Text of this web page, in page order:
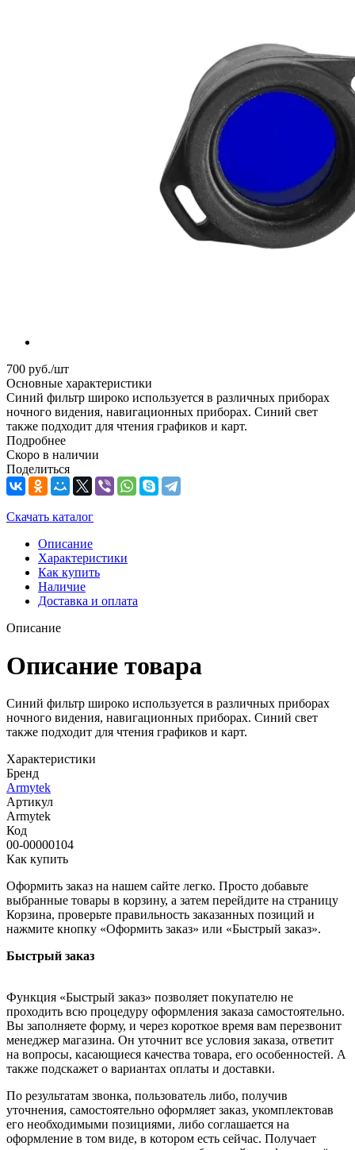
700 руб./шт
Основные характеристики
Синий фильтр широко используется в различных приборах
ночного видения, навигационных приборах. Синий свет
также подходит для чтения графиков и карт.
Подробнее
Скоро в наличии
Поделиться
Скачать каталог
Описание
Характеристики
Как купить
Наличие
Доставка и оплата
Описание
Описание товара
Синий фильтр широко используется в различных приборах
ночного видения, навигационных приборах. Синий свет
также подходит для чтения графиков и карт.
Характеристики
Бренд
Armytek
Артикул
Armytek
Код
00-00000104
Как купить
Оформить заказ на нашем сайте легко. Просто добавьте
выбранные товары в корзину, а затем перейдите на страницу
Корзина, проверьте правильность заказанных позиций и
нажмите кнопку «Оформить заказ» или «Быстрый заказ».
Быстрый заказ
Функция «Быстрый заказ» позволяет покупателю не
проходить всю процедуру оформления заказа самостоятельно.
Вы заполняете форму, и через короткое время вам перезвонит
менеджер магазина. Он уточнит все условия заказа, ответит
на вопросы, касающиеся качества товара, его особенностей. А
также подскажет о вариантах оплаты и доставки.
По результатам звонка, пользователь либо, получив
уточнения, самостоятельно оформляет заказ, укомплектовав
его необходимыми позициями, либо соглашается на
оформление в том виде, в котором есть сейчас. Получает